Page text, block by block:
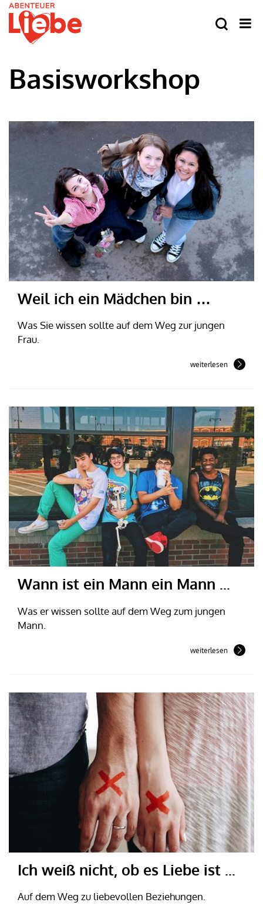
Basisworkshop
Weil ich ein Mädchen bin …
Was Sie wissen sollte auf dem Weg zur jungen
Frau.
weiterlesen
Wann ist ein Mann ein Mann ...
Was er wissen sollte auf dem Weg zum jungen
Mann.
weiterlesen
Ich weiß nicht, ob es Liebe ist ...
Auf dem Weg zu liebevollen Beziehungen.